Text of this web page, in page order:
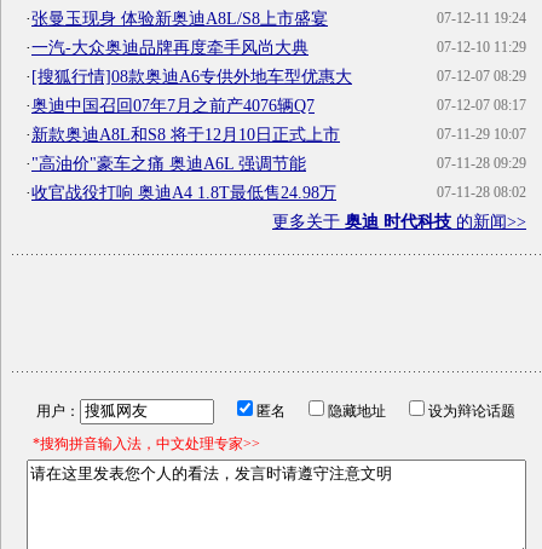
07-12-11 19:24
·张曼玉现身 体验新奥迪A8L/S8上市盛宴
07-12-10 11:29
·一汽-大众奥迪品牌再度牵手风尚大典
07-12-07 08:29
·[搜狐行情]08款奥迪A6专供外地车型优惠大
07-12-07 08:17
·奥迪中国召回07年7月之前产4076辆Q7
07-11-29 10:07
·新款奥迪A8L和S8 将于12月10日正式上市
07-11-28 09:29
·"高油价"豪车之痛 奥迪A6L 强调节能
07-11-28 08:02
·收官战役打响 奥迪A4 1.8T最低售24.98万
更多关于 奥迪 时代科技 的新闻>>
用户： 匿名 隐藏地址
设为辩论话题
*搜狗拼音输入法，中文处理专家>>